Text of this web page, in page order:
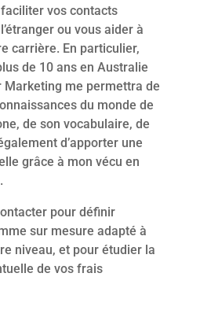
vos contacts
ou vous aider à
carrière. En particulier,
de 10 ans en Australie
Marketing me permettra de
du monde de
de son vocabulaire, de
d’apporter une
grâce à mon vécu en
pour définir
sur mesure adapté à
niveau, et pour étudier la
de vos frais